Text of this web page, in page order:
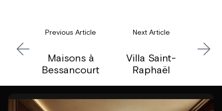
Previous Article
Maisons à
Bessancourt​
Next Article
Villa Saint-
Raphaël​